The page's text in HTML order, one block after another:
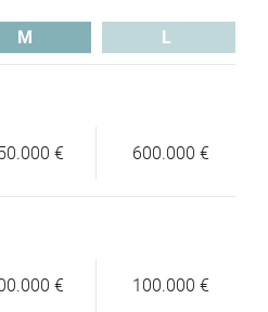
M L
€ 600.000 €
€ 100.000 €